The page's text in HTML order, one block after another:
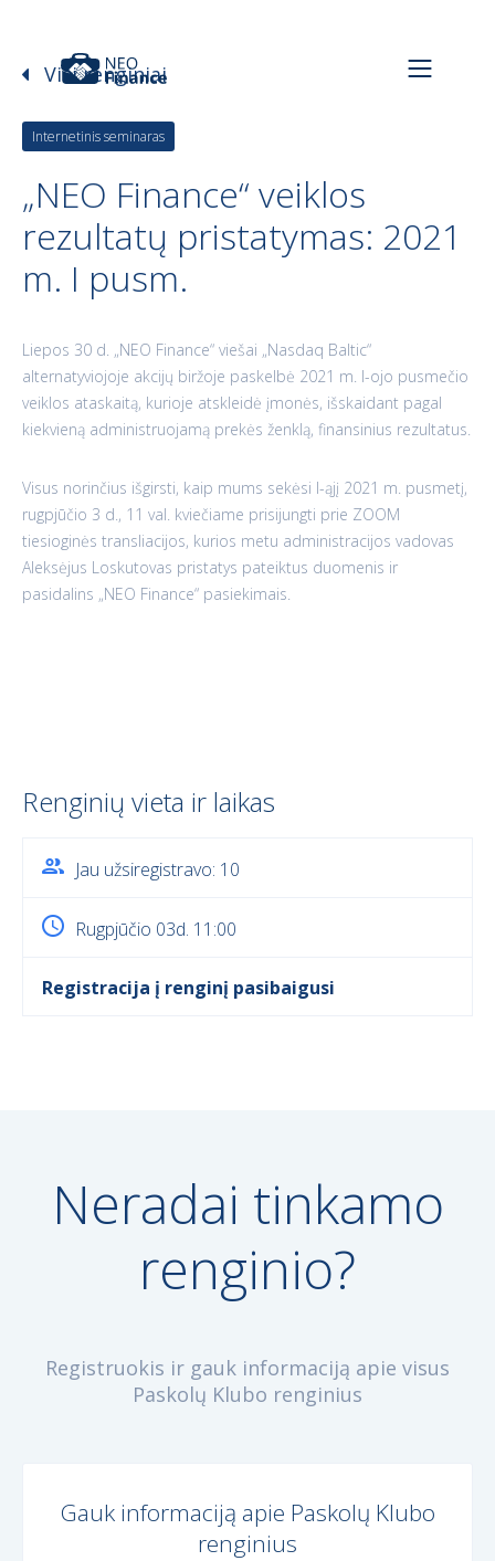
Visi renginiai
Internetinis seminaras
„NEO Finance“ veiklos
rezultatų pristatymas: 2021
m. I pusm.
Liepos 30 d. „NEO Finance“ viešai „Nasdaq Baltic“
alternatyviojoje akcijų biržoje paskelbė 2021 m. I-ojo pusmečio
veiklos ataskaitą, kurioje atskleidė įmonės, išskaidant pagal
kiekvieną administruojamą prekės ženklą, finansinius rezultatus.
Visus norinčius išgirsti, kaip mums sekėsi I-ąjį 2021 m. pusmetį,
rugpjūčio 3 d., 11 val. kviečiame prisijungti prie ZOOM
tiesioginės transliacijos, kurios metu administracijos vadovas
Aleksėjus Loskutovas pristatys pateiktus duomenis ir
pasidalins „NEO Finance“ pasiekimais.
Renginių vieta ir laikas
Jau užsiregistravo: 10
Rugpjūčio 03d. 11:00
Registracija į renginį pasibaigusi
Neradai tinkamo
renginio?
Registruokis ir gauk informaciją apie visus
Paskolų Klubo renginius
Gauk informaciją apie Paskolų Klubo
renginius